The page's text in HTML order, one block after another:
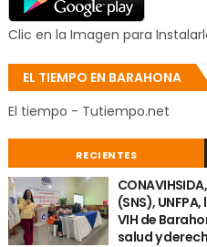
Clic en la Imagen para
EL TIEMPO EN BARAHONA
El tiempo - Tutiempo.net
RECIENTES
(SNS),
VIH de
salud y